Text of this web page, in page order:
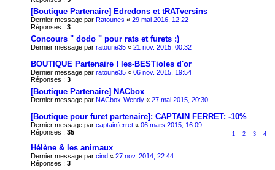
[Boutique Partenaire] Edredons et tRATversins
Dernier message par Ratounes « 29 mai 2016, 12:22
Réponses : 3
Concours " dodo " pour rats et furets :)
Dernier message par ratoune35 « 21 nov. 2015, 00:32
BOUTIQUE Partenaire ! les-BESTioles d'or
Dernier message par ratoune35 « 06 nov. 2015, 19:54
Réponses : 3
[Boutique Partenaire] NACbox
Dernier message par NACbox-Wendy « 27 mai 2015, 20:30
[Boutique pour furet partenaire]: CAPTAIN FERRET: -10%
Dernier message par captainferret « 06 mars 2015, 16:09
Réponses : 35 1 2 3 4
Hélène & les animaux
Dernier message par cind « 27 nov. 2014, 22:44
Réponses : 3